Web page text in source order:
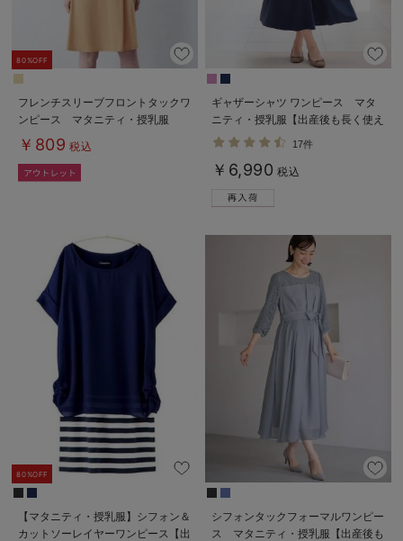
80%OFF
フレンチスリーブフロントタックワ
ンピース マタニティ・授乳服
￥809 税込
ギャザーシャツ ワンピース マタ
ニティ・授乳服【出産後も長く使え
る】
17件
￥6,990 税込
80%OFF
【マタニティ・授乳服】シフォン＆
カットソーレイヤーワンピース【出
シフォンタックフォーマルワンピー
ス マタニティ・授乳服【出産後も